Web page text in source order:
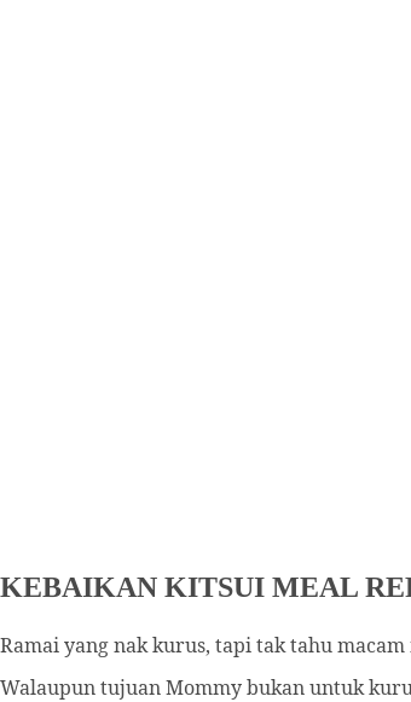
KEBAIKAN KITSUI MEAL
Ramai yang nak kurus, tapi tak tahu
Walaupun tujuan Mommy bukan untuk